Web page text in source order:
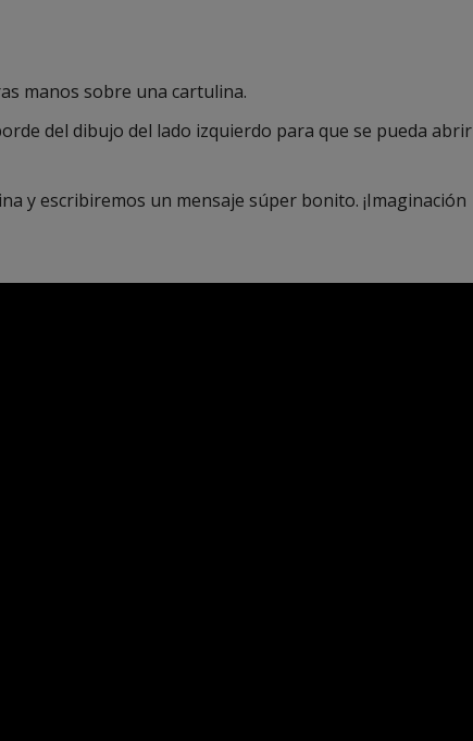
manos sobre una cartulina.
del dibujo del lado izquierdo para que se pueda abrir
y escribiremos un mensaje súper bonito. ¡Imaginación